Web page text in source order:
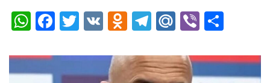
W
at
s
F
c
e
T
tt
er
V
O
n
o
T
e
gr
M
.R
u
Vi
er п
р